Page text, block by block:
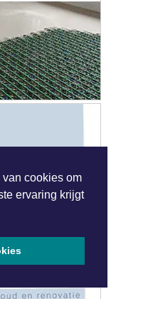
cookies om
ervaring krijgt